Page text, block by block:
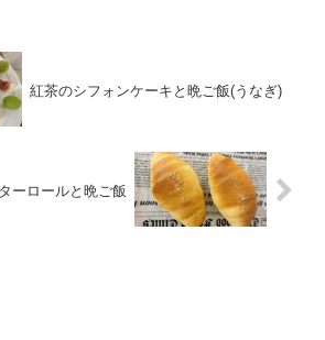
紅茶のシフォンケーキと晩ご飯(うなぎ)
ーロールと晩ご飯